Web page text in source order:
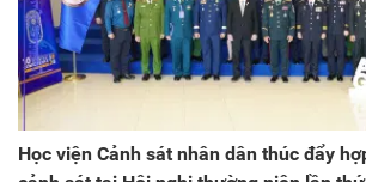
Học viện Cảnh sát nhân dân thúc đẩy